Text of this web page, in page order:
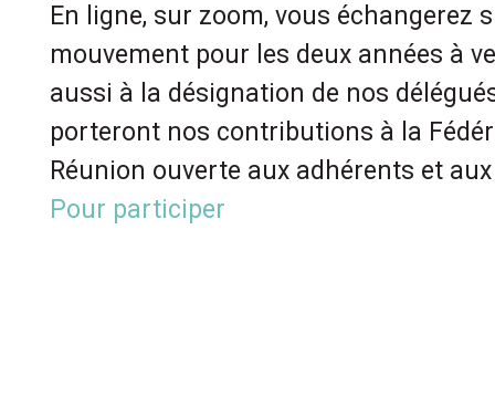
En ligne, sur zoom, vous échangerez
mouvement pour les deux années à
aussi à la désignation de nos
porteront nos contributions à la
Réunion ouverte aux adhérents et
Pour participer